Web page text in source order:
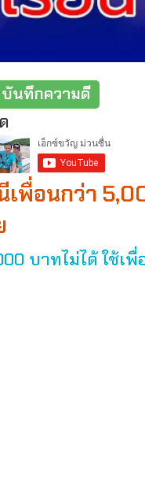
บันทึกความดี
เพื่อนกว่า
บาทไม่ได้ ใช้เพื่